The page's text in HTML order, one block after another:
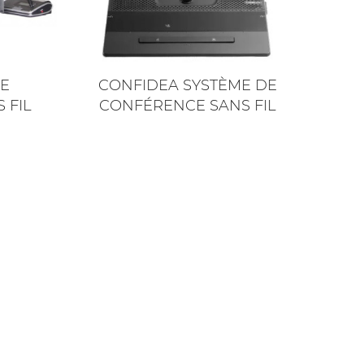
FIL
CONFIDEA SYSTÈME DE
CONFÉRENCE SANS FIL